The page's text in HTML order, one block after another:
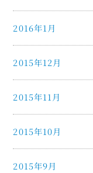
2016年1月
2015年12月
2015年11月
2015年10月
2015年9月